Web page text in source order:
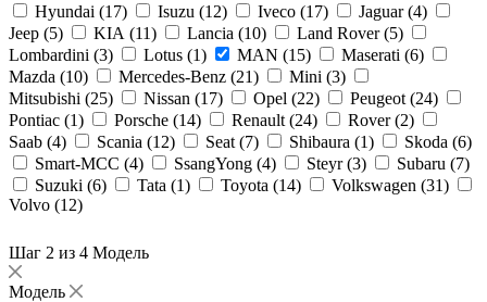
Hyundai (17) Isuzu (12) Iveco (17) Jaguar (4)
Jeep (5) KIA (11) Lancia (10) Land Rover (5)
Lombardini (3) Lotus (1) MAN (15) Maserati (6)
Mazda (10) Mercedes-Benz (21) Mini (3)
Mitsubishi (25) Nissan (17) Opel (22) Peugeot (24)
Pontiac (1) Porsche (14) Renault (24) Rover (2)
Saab (4) Scania (12) Seat (7) Shibaura (1) Skoda (6)
Smart-MCC (4) SsangYong (4) Steyr (3) Subaru (7)
Suzuki (6) Tata (1) Toyota (14) Volkswagen (31)
Volvo (12)
Шаг 2 из 4 Модель
Модель